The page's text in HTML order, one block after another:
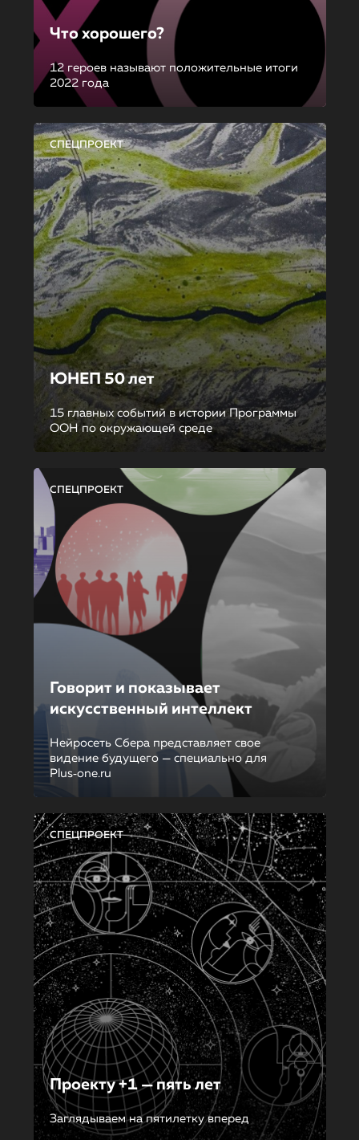
Что хорошего?
12 героев называют положительные итоги
2022 года
СПЕЦПРОЕКТ
ЮНЕП 50 лет
15 главных событий в истории Программы
ООН по окружающей среде
СПЕЦПРОЕКТ
Говорит и показывает
искусственный интеллект
Нейросеть Сбера представляет свое
видение будущего — специально для
Plus‑one.ru
СПЕЦПРОЕКТ
Проекту +1 — пять лет
Заглядываем на пятилетку вперед